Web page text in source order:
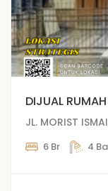
DIJUAL
JL. MORIST
6 Br 4 Ba